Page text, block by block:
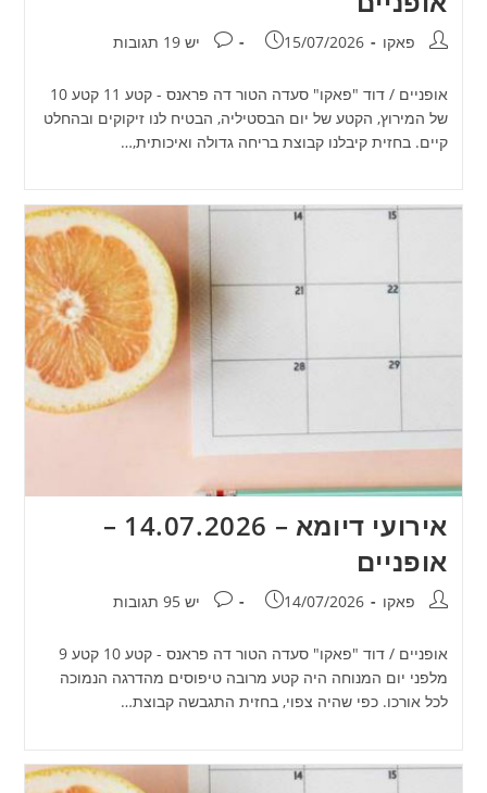
מחבר:פאקו פורסם:
15/07/2026 תגובות:
יש 19 תגובות
אופניים / דוד "פאקו" סעדה הטור דה פראנס - קטע 11 קטע 10
של המירוץ, הקטע של יום הבסטיליה, הבטיח לנו זיקוקים ובהחלט
קיים. בחזית קיבלנו קבוצת בריחה גדולה ואיכותית,…
אירועי דיומא – 14.07.2026 –
אופניים
מחבר:פאקו פורסם:
14/07/2026 תגובות:
יש 95 תגובות
אופניים / דוד "פאקו" סעדה הטור דה פראנס - קטע 10 קטע 9
מלפני יום המנוחה היה קטע מרובה טיפוסים מהדרגה הנמוכה
לכל אורכו. כפי שהיה צפוי, בחזית התגבשה קבוצת…